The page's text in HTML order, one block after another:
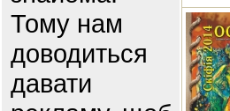
Тому нам
доводиться
давати